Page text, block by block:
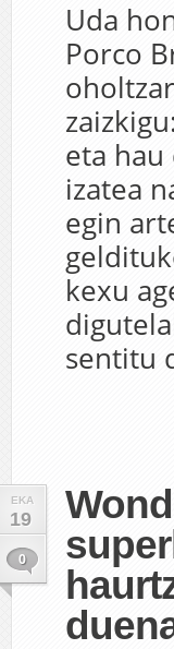
Uda
Porco
eta hau
izatea
egin
kexu
sentitu
EKA
19
0